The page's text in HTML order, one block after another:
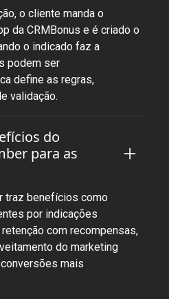
o cliente manda o
da CRMBonus e é criado o
o indicado faz a
podem ser
define as regras,
validação.
do
para as
traz benefícios como
por indicações
com recompensas,
do marketing
mais